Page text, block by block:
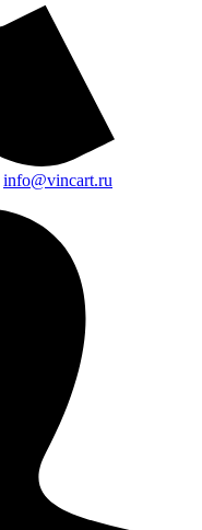
info@vincart.ru